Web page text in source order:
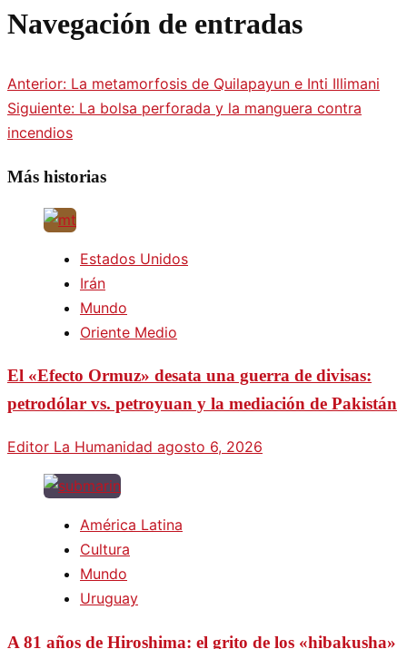
Navegación de entradas
Anterior: La metamorfosis de Quilapayun e Inti Illimani
Siguiente: La bolsa perforada y la manguera contra
incendios
Más historias
Estados Unidos
Irán
Mundo
Oriente Medio
El «Efecto Ormuz» desata una guerra de divisas:
petrodólar vs. petroyuan y la mediación de Pakistán
Editor La Humanidad agosto 6, 2026
América Latina
Cultura
Mundo
Uruguay
A 81 años de Hiroshima: el grito de los «hibakusha»